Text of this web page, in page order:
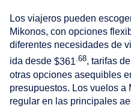
Los viajeros pueden
Mikonos, con opciones
diferentes necesidades de
ida desde $361 .68, tarifas
otras opciones asequibles
presupuestos. Los vuelos a
regular en las principales